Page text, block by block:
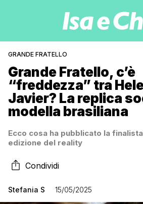
GRANDE FRATELLO
Grande Fratello, c’è
“freddezza” tra
Javier? La replica
modella brasiliana
Ecco cosa ha pubblicato la
edizione del reality
Condividi
Stefania S 15/05/2025